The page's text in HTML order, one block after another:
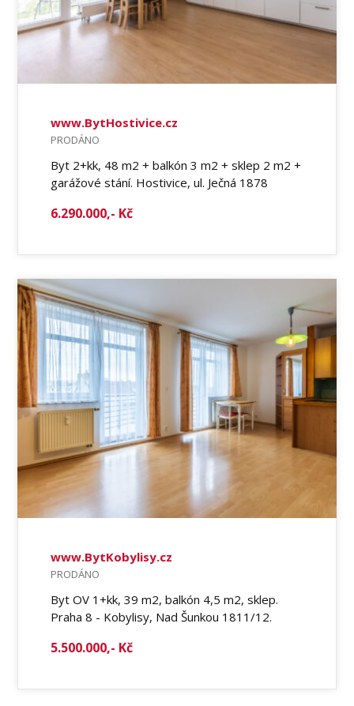
www.BytHostivice.cz
PRODÁNO
Byt 2+kk, 48 m2 + balkón 3 m2 + sklep 2 m2 +
garážové stání. Hostivice, ul. Ječná 1878
6.290.000,- Kč
www.BytKobylisy.cz
PRODÁNO
Byt OV 1+kk, 39 m2, balkón 4,5 m2, sklep.
Praha 8 - Kobylisy, Nad Šunkou 1811/12.
5.500.000,- Kč